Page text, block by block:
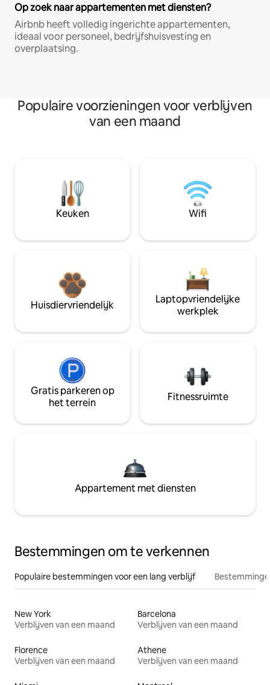
Op zoek naar appartementen met diensten?
Airbnb heeft volledig ingerichte appartementen,
ideaal voor personeel, bedrijfshuisvesting en
overplaatsing.
Populaire voorzieningen voor verblijven
van een maand
Keuken Wifi
Huisdiervriendelijk
Laptopvriendelijke
werkplek
Gratis parkeren op
het terrein
Fitnessruimte
Appartement met diensten
Bestemmingen om te verkennen
Populaire bestemmingen voor een lang verblijf
New York
Verblijven van een maand
Barcelona
Verblijven van een maand
Florence
Verblijven van een maand
Athene
Verblijven van een maand